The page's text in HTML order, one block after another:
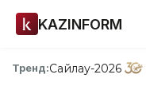
KAZINFORM
Тренд:Сайлау-2026